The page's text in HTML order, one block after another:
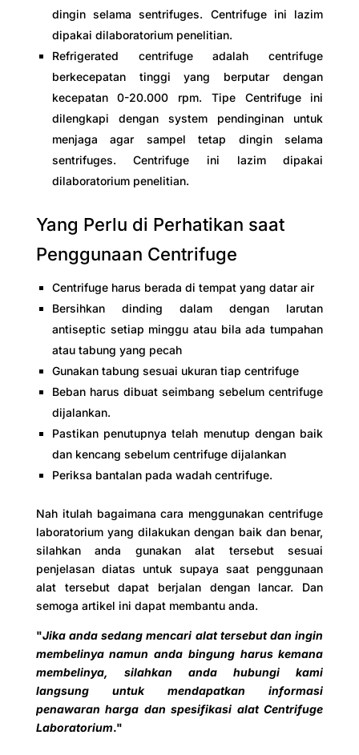
dingin selama sentrifuges. Centrifuge ini lazim
dipakai dilaboratorium penelitian.
Refrigerated centrifuge adalah centrifuge
berkecepatan tinggi yang berputar dengan
kecepatan 0-20.000 rpm. Tipe Centrifuge ini
dilengkapi dengan system pendinginan untuk
menjaga agar sampel tetap dingin selama
sentrifuges. Centrifuge ini lazim dipakai
dilaboratorium penelitian.
Yang Perlu di Perhatikan saat
Penggunaan Centrifuge
Centrifuge harus berada di tempat yang datar air
Bersihkan dinding dalam dengan larutan
antiseptic setiap minggu atau bila ada tumpahan
atau tabung yang pecah
Gunakan tabung sesuai ukuran tiap centrifuge
Beban harus dibuat seimbang sebelum centrifuge
dijalankan.
Pastikan penutupnya telah menutup dengan baik
dan kencang sebelum centrifuge dijalankan
Periksa bantalan pada wadah centrifuge.
Nah itulah bagaimana cara menggunakan centrifuge
laboratorium yang dilakukan dengan baik dan benar,
silahkan anda gunakan alat tersebut sesuai
penjelasan diatas untuk supaya saat penggunaan
alat tersebut dapat berjalan dengan lancar. Dan
semoga artikel ini dapat membantu anda.
"Jika anda sedang mencari alat tersebut dan ingin
membelinya namun anda bingung harus kemana
membelinya, silahkan anda hubungi kami
langsung untuk mendapatkan informasi
penawaran harga dan spesifikasi alat Centrifuge
Laboratorium."